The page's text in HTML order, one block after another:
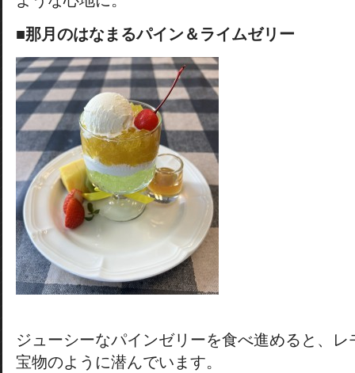
■那月のはなまるパイン＆ライムゼリー
ジューシーなパインゼリーを食べ進めると、
宝物のように潜んでいます。